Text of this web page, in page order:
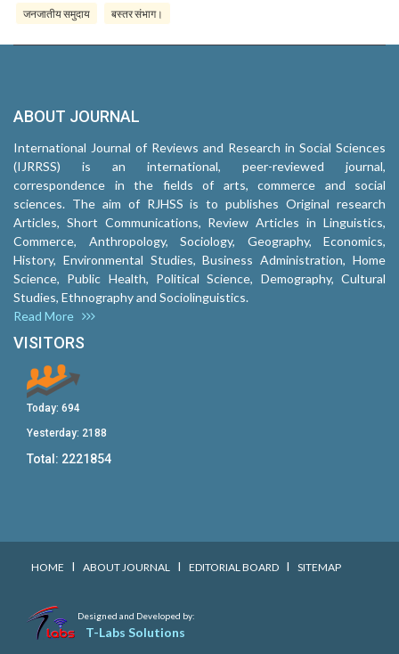
जनजातीय समुदाय बस्तर संभाग।
ABOUT JOURNAL
International Journal of Reviews and Research in Social Sciences
(IJRRSS) is an international, peer-reviewed journal,
correspondence in the fields of arts, commerce and social
sciences. The aim of RJHSS is to publishes Original research
Articles, Short Communications, Review Articles in Linguistics,
Commerce, Anthropology, Sociology, Geography, Economics,
History, Environmental Studies, Business Administration, Home
Science, Public Health, Political Science, Demography, Cultural
Studies, Ethnography and Sociolinguistics.
Read More
VISITORS
Today: 694
Yesterday: 2188
Total: 2221854
HOME I ABOUT JOURNAL I EDITORIAL BOARD I SITEMAP
Designed and Developed by:
T-Labs Solutions